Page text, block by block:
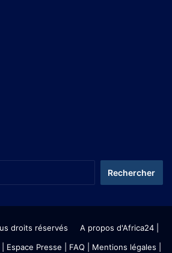
droits réservés A propos d'Africa24|
Espace Presse | FAQ | Mentions légales